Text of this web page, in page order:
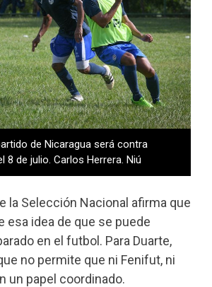
de Nicaragua será contra
8 de julio. Carlos Herrera. Niú
la Selección Nacional afirma que
esa idea de que se puede
en el futbol. Para Duarte,
no permite que ni Fenifut, ni
un papel coordinado.